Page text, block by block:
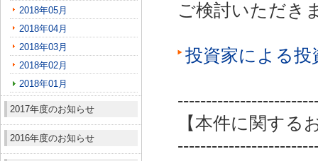
2018年05月
2018年04月
2018年03月
2018年02月
2018年01月
2017年度のお知らせ
2016年度のお知らせ
ご検討いただき
投資家による
【本件に関する